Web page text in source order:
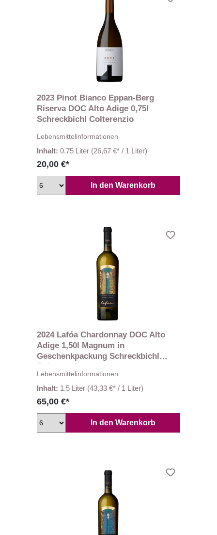
2023 Pinot Bianco Eppan-Berg
Riserva DOC Alto Adige 0,75l
Schreckbichl Colterenzio
Lebensmittelinformationen
Inhalt: 0.75 Liter (26,67 €* / 1 Liter)
20,00 €*
In den Warenkorb
2024 Lafóa Chardonnay DOC Alto
Adige 1,50l Magnum in
Geschenkpackung Schreckbichl
Colterenzio
Lebensmittelinformationen
Inhalt: 1.5 Liter (43,33 €* / 1 Liter)
65,00 €*
In den Warenkorb